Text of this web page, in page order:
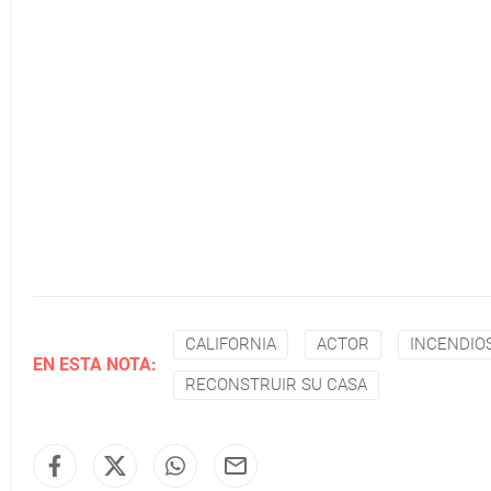
EN ESTA NOTA:
CALIFORNIA ACTOR
RECONSTRUIR SU CASA